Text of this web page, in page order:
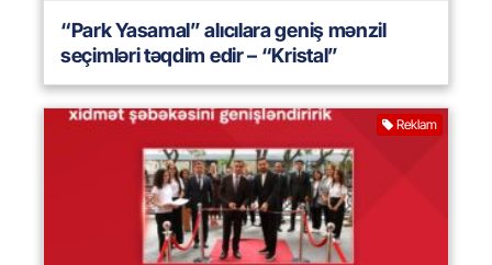
“Park Yasamal” alıcılara geniş mənzil
seçimləri təqdim edir – “Kristal”
Reklam